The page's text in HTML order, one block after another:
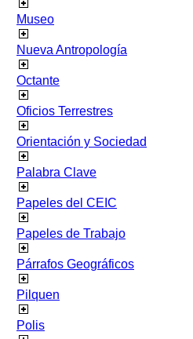
Museo
Nueva Antropología
Octante
Oficios Terrestres
Orientación y Sociedad
Palabra Clave
Papeles del CEIC
Papeles de Trabajo
Párrafos Geográficos
Pilquen
Polis